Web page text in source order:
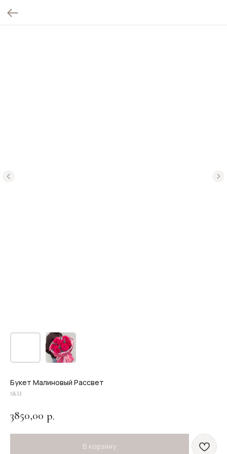
Букет Малиновый Рассвет
SKU:
3850,00 р.
В корзину